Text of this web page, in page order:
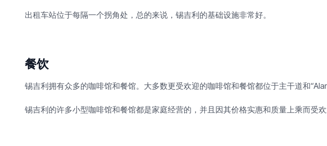
出租车站位于每隔一个拐角处，总的来说，锡吉利的基础设施非常好。
餐饮
锡吉利拥有众多的咖啡馆和餐馆。大多数更受欢迎的咖啡馆和餐馆都位于主干道和
锡吉利的许多小型咖啡馆和餐馆都是家庭经营的，并且因其价格实惠和质量上乘而受欢